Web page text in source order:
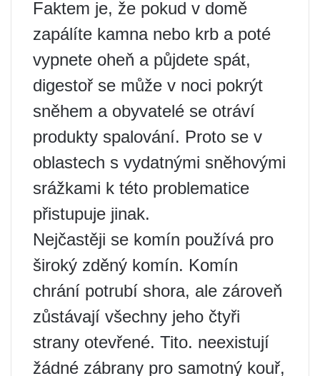
Faktem je, že pokud v domě
zapálíte kamna nebo krb a poté
vypnete oheň a půjdete spát,
digestoř se může v noci pokrýt
sněhem a obyvatelé se otráví
produkty spalování. Proto se v
oblastech s vydatnými sněhovými
srážkami k této problematice
přistupuje jinak.
Nejčastěji se komín používá pro
široký zděný komín. Komín
chrání potrubí shora, ale zároveň
zůstávají všechny jeho čtyři
strany otevřené. Tito. neexistují
žádné zábrany pro samotný kouř,